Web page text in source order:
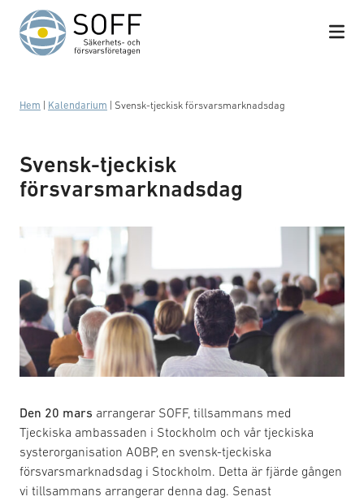
Hoppa till innehåll
Hem Kalendarium Svensk-tjeckisk försvarsmarknadsdag
Svensk-tjeckisk
försvarsmarknadsdag
Den 20 mars arrangerar SOFF, tillsammans med
Tjeckiska ambassaden i Stockholm och vår tjeckiska
systerorganisation AOBP, en svensk-tjeckiska
försvarsmarknadsdag i Stockholm. Detta är fjärde gången
vi tillsammans arrangerar denna dag. Senast